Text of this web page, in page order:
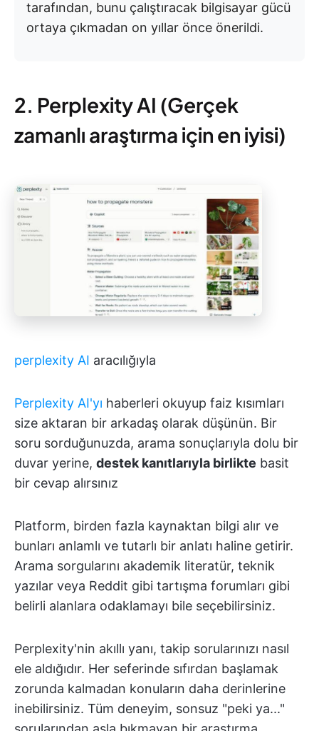
tarafından, bunu çalıştıracak bilgisayar gücü
ortaya çıkmadan on yıllar önce önerildi.
2. Perplexity AI (Gerçek
zamanlı araştırma için en iyisi)
perplexity AI aracılığıyla
Perplexity AI'yı haberleri okuyup faiz kısımları
size aktaran bir arkadaş olarak düşünün. Bir
soru sorduğunuzda, arama sonuçlarıyla dolu bir
duvar yerine, destek kanıtlarıyla birlikte basit
bir cevap alırsınız
Platform, birden fazla kaynaktan bilgi alır ve
bunları anlamlı ve tutarlı bir anlatı haline getirir.
Arama sorgularını akademik literatür, teknik
yazılar veya Reddit gibi tartışma forumları gibi
belirli alanlara odaklamayı bile seçebilirsiniz.
Perplexity'nin akıllı yanı, takip sorularınızı nasıl
ele aldığıdır. Her seferinde sıfırdan başlamak
zorunda kalmadan konuların daha derinlerine
inebilirsiniz. Tüm deneyim, sonsuz "peki ya..."